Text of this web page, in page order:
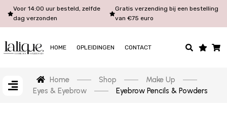
Voor 14:00 uur besteld, zelfde
dag verzonden
Gratis verzending bij een bestelling
van €75 euro
HOME OPLEIDINGEN CONTACT
Home Shop
Make Up
Eyes & Eyebrow
Eyebrow Pencils & Powders